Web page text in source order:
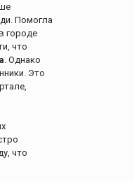
Помогла
городе
что
. Однако
Это
что